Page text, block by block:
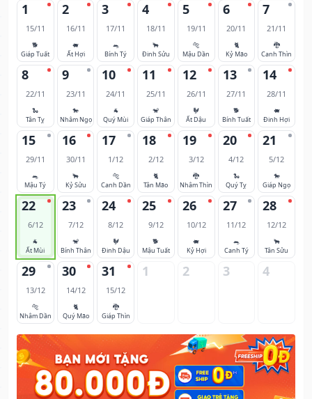
1
15/11
🐕
Giáp Tuất
2
16/11
🐖
Ất Hợi
3
17/11
🐀
Bính Tý
4
18/11
🐂
Đinh Sửu
5
19/11
🐅
Mậu Dần
6
20/11
🐈
Kỷ Mão
7
21/11
🐉
Canh Thìn
8
22/11
🐍
Tân Tỵ
9
23/11
🐎
Nhâm Ngọ
10
24/11
🐐
Quý Mùi
11
25/11
🐒
Giáp Thân
12
26/11
🐓
Ất Dậu
13
27/11
🐕
Bính Tuất
14
28/11
🐖
Đinh Hợi
15
29/11
🐀
Mậu Tý
16
30/11
🐂
Kỷ Sửu
17
1/12
🐅
Canh Dần
18
2/12
🐈
Tân Mão
19
3/12
🐉
Nhâm Thìn
20
4/12
🐍
Quý Tỵ
21
5/12
🐎
Giáp Ngọ
22
6/12
🐐
Ất Mùi
23
7/12
🐒
Bính Thân
24
8/12
🐓
Đinh Dậu
25
9/12
🐕
Mậu Tuất
26
10/12
🐖
Kỷ Hợi
27
11/12
🐀
Canh Tý
28
12/12
🐂
Tân Sửu
29
13/12
🐅
Nhâm Dần
30
14/12
🐈
Quý Mão
31
15/12
🐉
Giáp Thìn
1 2 3 4